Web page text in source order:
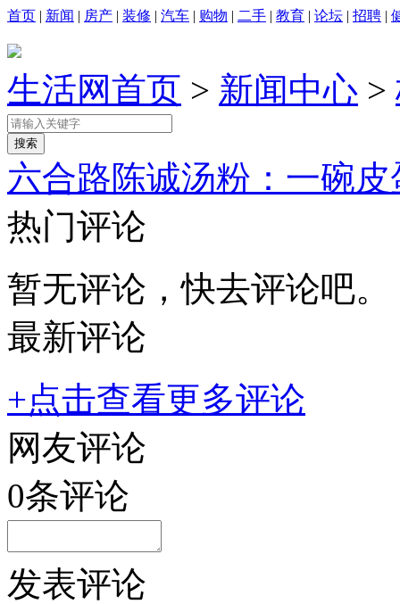
首页 | 新闻 | 房产 | 装修 | 汽车 | 购物 | 二手 | 教育 | 论坛 | 招聘 |
生活网首页 > 新闻中心 >
六合路陈诚汤粉：一碗
热门评论
暂无评论，快去评论吧。
最新评论
+点击查看更多评论
网友评论
0条评论
发表评论